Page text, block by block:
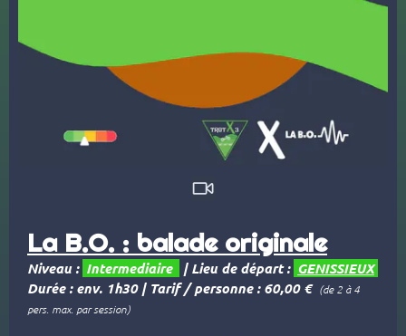
La B.O. : balade originale
Niveau : Intermediaire | Lieu de départ : GENISSIEUX
Durée : env. 1h30 | Tarif / personne : 60,00 € (de 2 à 4
pers. max. par session)